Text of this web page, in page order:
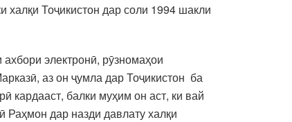
Тоҷикистон дар соли 1994 шакли
электронӣ, рӯзномаҳои
аз он ҷумла дар Тоҷикистон ба
кардааст, балки муҳим он аст, ки вай
Раҳмон дар назди давлату халқи